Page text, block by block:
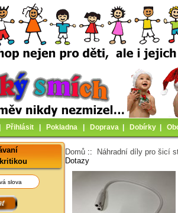
Přihlásit Pokladna Doprava Dobírky
Domů ::
Náhradní díly pro šicí
Dotazy